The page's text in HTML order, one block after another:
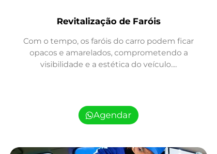
Revitalização de Faróis
Com o tempo, os faróis do carro podem ficar
opacos e amarelados, comprometendo a
visibilidade e a estética do veículo....
Agendar